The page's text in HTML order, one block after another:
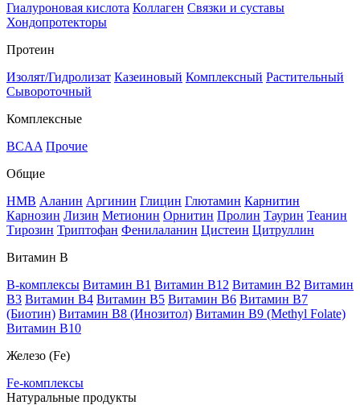
Гиалуроновая кислота Коллаген Связки и суставы
Хондопротекторы
Протеин
Изолят/Гидролизат Казеиновый Комплексный Растительный
Сывороточный
Комплексные
BCAA Прочие
Общие
HMB Аланин Аргинин Глицин Глютамин Карнитин
Карнозин Лизин Метионин Орнитин Пролин Таурин Теанин
Тирозин Триптофан Фенилаланин Цистеин Цитруллин
Витамин В
B-комплексы Витамин B1 Витамин B12 Витамин B2 Витамин
B3 Витамин B4 Витамин B5 Витамин B6 Витамин B7
(Биотин) Витамин B8 (Инозитол) Витамин B9 (Methyl Folate)
Витамин В10
Железо (Fe)
Fe-комплексы
Натуральные продукты